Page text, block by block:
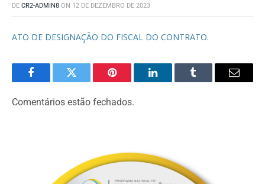
DE CR2-ADMIN8 ON 12 DE DEZEMBRO DE 2023
ATO DE DESIGNAÇÃO DO FISCAL DO CONTRATO.
FacebookTwitter Pinterest LinkedInTumblr Email
Comentários estão fechados.